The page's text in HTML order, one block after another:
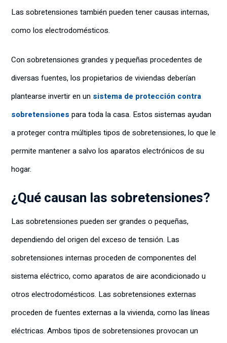
Las sobretensiones también pueden tener causas internas,
como los electrodomésticos.
Con sobretensiones grandes y pequeñas procedentes de
diversas fuentes, los propietarios de viviendas deberían
plantearse invertir en un sistema de protección contra
sobretensiones para toda la casa. Estos sistemas ayudan
a proteger contra múltiples tipos de sobretensiones, lo que le
permite mantener a salvo los aparatos electrónicos de su
hogar.
¿Qué causan las sobretensiones?
Las sobretensiones pueden ser grandes o pequeñas,
dependiendo del origen del exceso de tensión. Las
sobretensiones internas proceden de componentes del
sistema eléctrico, como aparatos de aire acondicionado u
otros electrodomésticos. Las sobretensiones externas
proceden de fuentes externas a la vivienda, como las líneas
eléctricas. Ambos tipos de sobretensiones provocan un